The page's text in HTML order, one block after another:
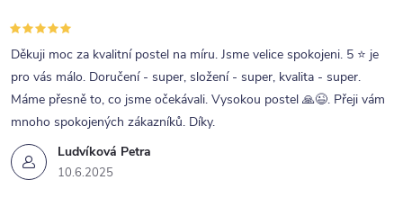
p
r
v
k
y
v
Ludvíková Petra
10.6.2025
Děkuji moc za kvalitní postel na míru. Jsme velice spokojeni. 5 ⭐ je
pro vás málo. Doručení - super, složení - super, kvalita - super.
Máme přesně to, co jsme očekávali. Vysokou postel 🙏😉. Přeji vám
mnoho spokojených zákazníků. Díky.